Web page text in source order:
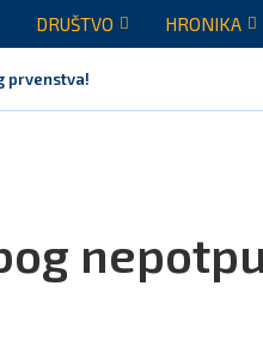
DRUŠTVO HRONIKA
prvenstva!